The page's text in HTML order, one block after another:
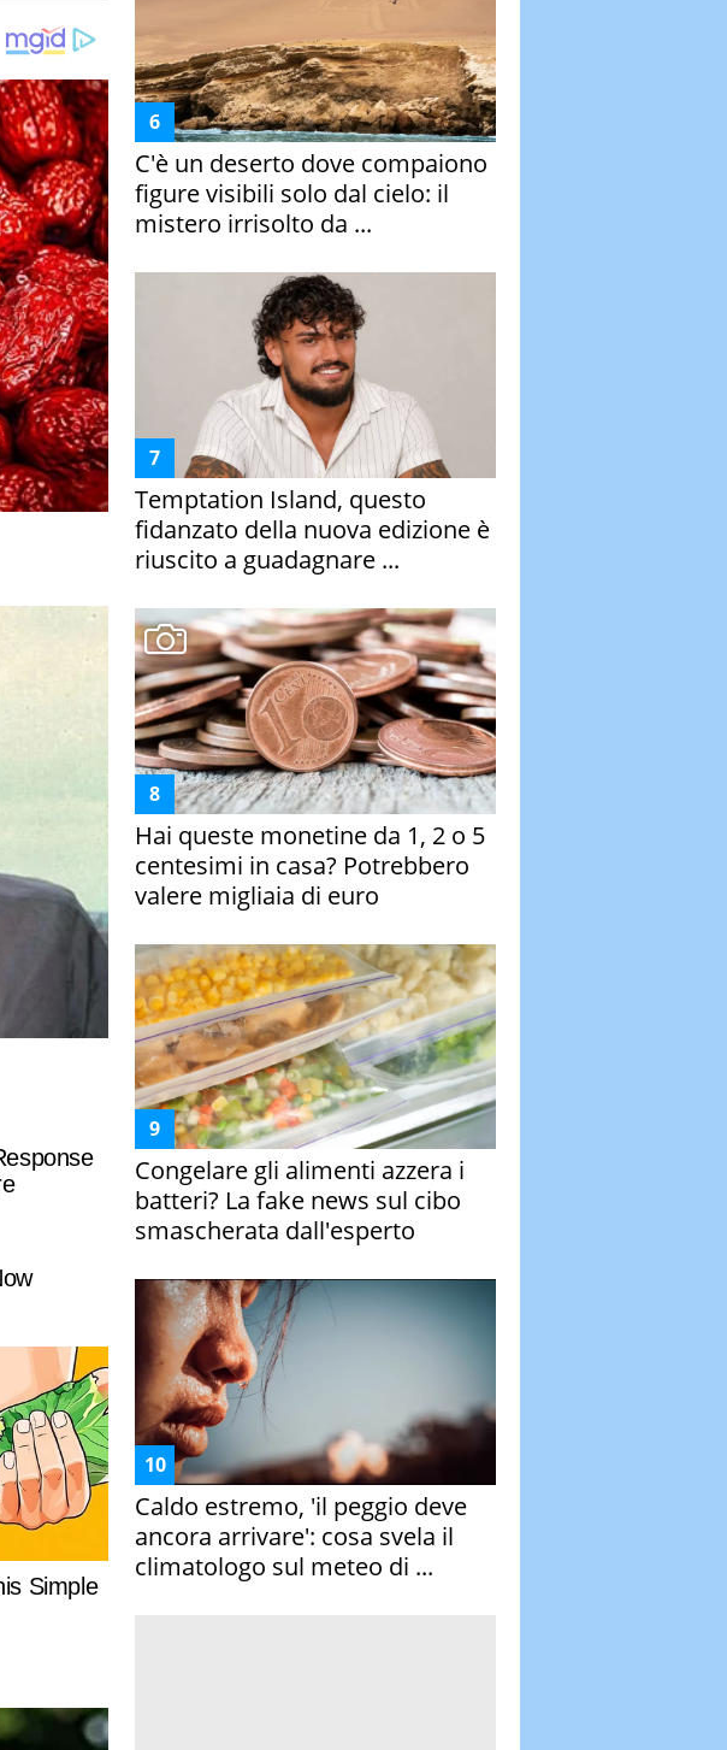
C'è un deserto dove compaiono
figure visibili solo dal cielo: il
mistero irrisolto da ...
Temptation Island, questo
fidanzato della nuova edizione è
riuscito a guadagnare ...
Hai queste monetine da 1, 2 o 5
centesimi in casa? Potrebbero
valere migliaia di euro
Congelare gli alimenti azzera i
batteri? La fake news sul cibo
smascherata dall'esperto
Caldo estremo, 'il peggio deve
ancora arrivare': cosa svela il
climatologo sul meteo di ...